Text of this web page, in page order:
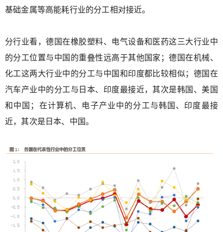
基础金属等高能耗行业的分工相对接近。
分行业看，德国在橡胶塑料、电气设备和医药这三大行业中
的分工位置与中国的重叠性远高于其他国家；德国在机械、
化工这两大行业中的分工与中国和印度都比较相似；德国在
汽车产业中的分工与日本、印度最接近，其次是韩国、美国
和中国；在计算机、电子产业中的分工与韩国、印度最接
近，其次是日本、中国。